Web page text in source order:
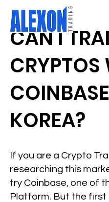
CAN I
CRYPTOS
KOREA?
If you are a Crypto
researching this
try Coinbase, one of
Platform. But the